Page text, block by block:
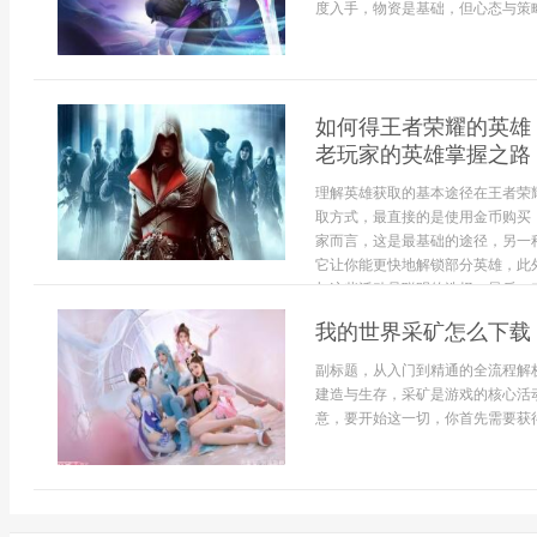
度入手，物资是基础，但心态与
如何得王者荣耀的英
老玩家的英雄掌握之路
理解英雄获取的基本途径在王者
取方式，最直接的是使用金币购
家而言，这是最基础的途径，另
它让你能更快地解锁部分英雄，
与这些活动是聪明的选择，最后，
我的世界采矿怎么下
副标题，从入门到精通的全流程
建造与生存，采矿是游戏的核心
意，要开始这一切，你首先需要获